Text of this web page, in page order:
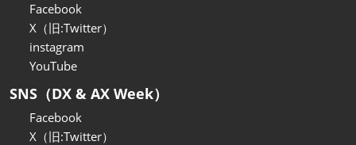
Facebook
X（旧:Twitter）
instagram
YouTube
SNS（DX & AX Week）
Facebook
X（旧:Twitter）